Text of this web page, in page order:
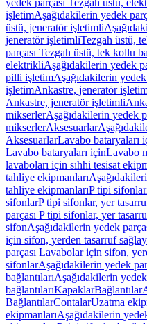
yedek parçası Tezgah üstü,
işletimAşağıdakilerin yedek
üstü, jeneratör işletimli
jeneratör işletimliTezgah üstü,
parçası Tezgah üstü, tek kollu
elektrikliAşağıdakilerin yedek
pilli işletimAşağıdakilerin
işletimAnkastre, jeneratör
Ankastre, jeneratör işletimli
mikserlerAşağıdakilerin yedek
mikserlerAksesuarlar
AksesuarlarLavabo bataryaları
Lavabo bataryaları içinLavabo
lavaboları için sıhhi tesisat
tahliye ekipmanları
tahliye ekipmanlarıP tipi sifonlar
sifonlarP tipi sifonlar, yer
parçası P tipi sifonlar, yer
sifonAşağıdakilerin yedek
için sifon, yerden tasarruf
parçası Lavabolar için sifon,
sifonlarAşağıdakilerin yedek
bağlantılarıAşağıdakilerin
bağlantılarıKapaklarBağlantılar
BağlantılarContalarUzatma
ekipmanlarıAşağıdakilerin